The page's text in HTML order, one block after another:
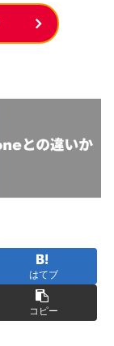
はてブ
コピー